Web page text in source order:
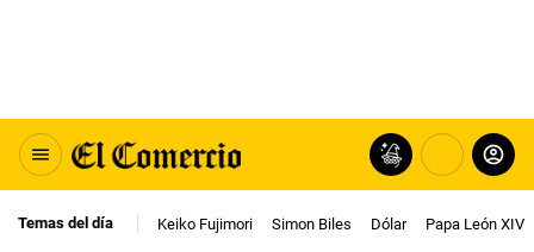
Temas del día Keiko Fujimori Simon Biles Dólar Papa León XIV